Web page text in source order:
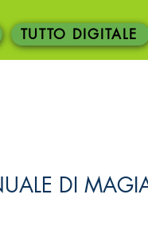
TUTTO DIGITALE
DI